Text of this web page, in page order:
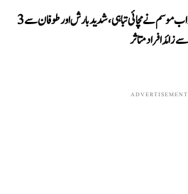
فلپائن میں خراب موسم نے مچائی تباہی، شدید بارش اور طوفان سے 3
ADVERTISEMENT